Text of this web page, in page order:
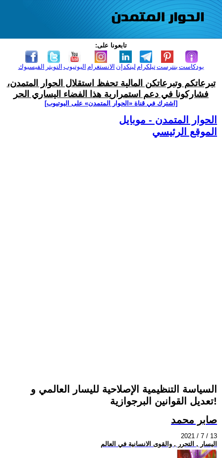
تابعونا على:
الفيسبوك التويتر اليوتيوب الانستغرام لينكدإن تيلكرامبنترست بودكاست
تبرعاتكم وتبرعاتكن المالية تحفظ استقلال الحوار المتمدن،
فشاركونا في دعم استمرارية هذا الفضاء اليساري الحر
[اشترك في قناة ‫«الحوار المتمدن» على اليوتيوب]
الحوار المتمدن - موبايل
الموقع الرئيسي
السياسة التنظيمية الإصلاحية لليسار العالمي و
تعديل القوانين البرجوازية!
صابر محمد
2021 / 7 / 13
اليسار , التحرر , والقوى الانسانية في العالم